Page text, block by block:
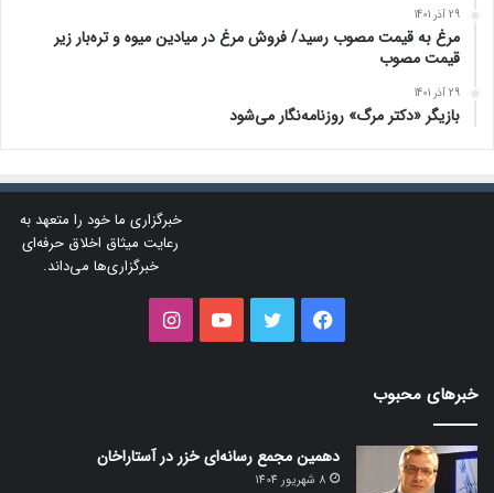
29 آذر 1401
مرغ به قیمت مصوب رسید/ فروش مرغ در میادین میوه و تره‌بار زیر
قیمت مصوب
29 آذر 1401
بازیگر «دکتر مرگ» روزنامه‌نگار می‌شود
خبرگزاری ما خود را متعهد به
رعایت میثاق اخلاق حرفه‌ای
خبرگزاری‌ها می‌داند.
فیس
توییتر یوتیوب
خبرهای محبوب
دهمین مجمع رسانه‌ای خزر در آستاراخان
8 شهریور 1404